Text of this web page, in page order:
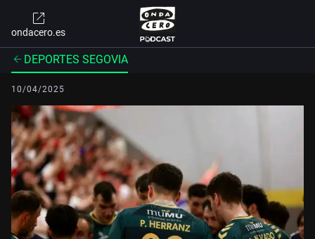
ondacero.es
DEPORTES SEGOVIA
10/04/2025